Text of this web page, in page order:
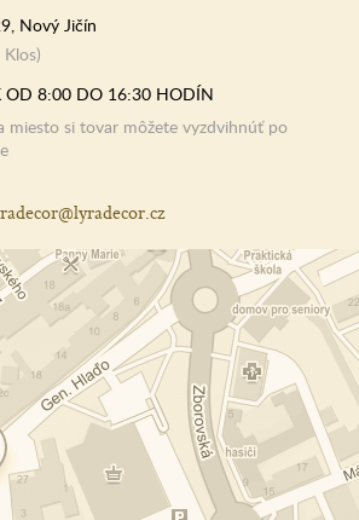
Nový Jičín
OD 8:00 DO 16:30 HODÍN
miesto si tovar môžete vyzdvihnúť po